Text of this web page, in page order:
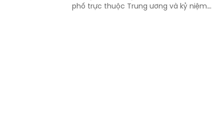
phố trực thuộc Trung ương và kỷ niệm